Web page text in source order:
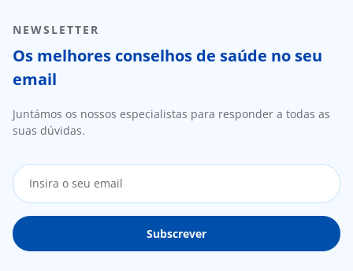
NEWSLETTER
Os melhores conselhos de saúde no seu
email
Juntámos os nossos especialistas para responder a todas as
suas dúvidas.